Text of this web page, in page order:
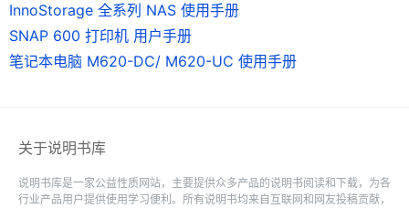
InnoStorage 全系列 NAS 使用手册
SNAP 600 打印机 用户手册
笔记本电脑 M620-DC/ M620-UC 使用手册
关于说明书库
说明书库是一家公益性质网站，主要提供众多产品的说明书阅读和下载，为各
行业产品用户提供使用学习便利。所有说明书均来自互联网和网友投稿贡献，